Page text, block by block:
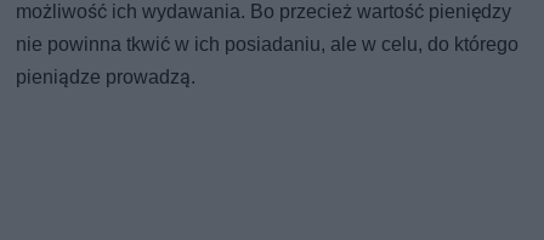
możliwość ich wydawania. Bo przecież wartość pieniędzy
nie powinna tkwić w ich posiadaniu, ale w celu, do którego
pieniądze prowadzą.